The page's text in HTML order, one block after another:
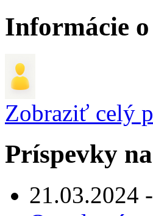
Informácie
Zobraziť celý
Príspevky
21.03.2024